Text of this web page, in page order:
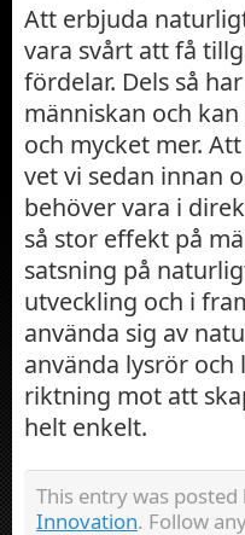
Att erbjuda
vara svårt att få
fördelar. Dels så
människan och
och mycket mer.
vet vi sedan innan
behöver vara i
så stor effekt på
satsning på
utveckling och i
använda sig av
använda lysrör
riktning mot att
helt enkelt.
This entry was posted
Innovation. Follow